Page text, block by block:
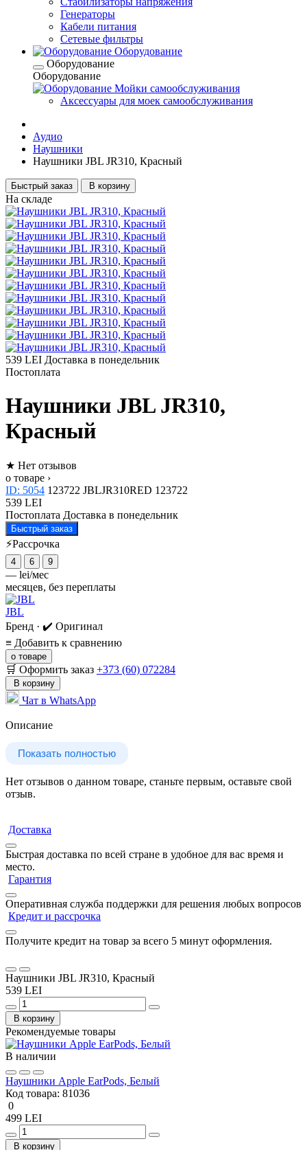
Генераторы
Кабели питания
Сетевые фильтры
Оборудование
Оборудование
Оборудование
Мойки самообслуживания
Аксессуары для моек самообслуживания
Аудио
Наушники
Наушники JBL JR310, Красный
Быстрый заказ В корзину
На складе
539 LEI Доставка в понедельник
Постоплата
Наушники JBL JR310,
Красный
★ Нет отзывов
о товаре ›
ID: 5054 123722 JBLJR310RED 123722
539 LEI
Постоплата Доставка в понедельник
Быстрый заказ
⚡Рассрочка
4 6 9
— lei/мес
месяцев, без переплаты
JBL
Бренд · ✔️ Оригинал
≡ Добавить к сравнению
о товаре
🛒 Оформить заказ +373 (60) 072284
В корзину
Чат в WhatsApp
Описание
Показать полностью
Нет отзывов о данном товаре, станьте первым, оставьте свой
отзыв.
Доставка
Быстрая доставка по всей стране в удобное для вас время и
место.
Гарантия
Оперативная служба поддержки для решения любых вопросов
Кредит и рассрочка
Получите кредит на товар за всего 5 минут оформления.
Наушники JBL JR310, Красный
539 LEI
В корзину
Рекомендуемые товары
В наличии
Наушники Apple EarPods, Белый
Код товара: 81036
0
499 LEI
В корзину